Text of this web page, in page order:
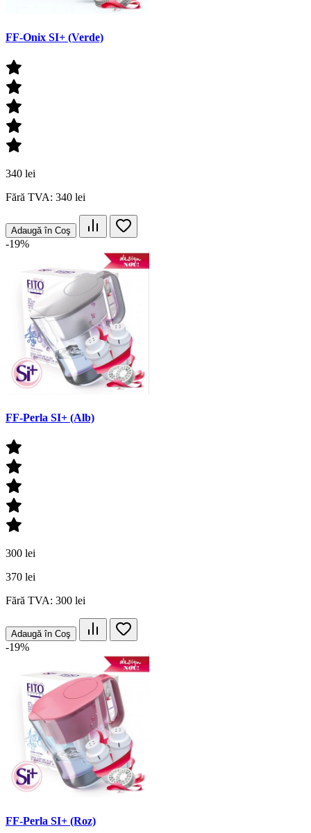
FF-Onix SI+ (Verde)
340 lei
Fără TVA: 340 lei
Adaugă în Coş
-19%
FF-Perla SI+ (Alb)
300 lei
370 lei
Fără TVA: 300 lei
Adaugă în Coş
-19%
FF-Perla SI+ (Roz)